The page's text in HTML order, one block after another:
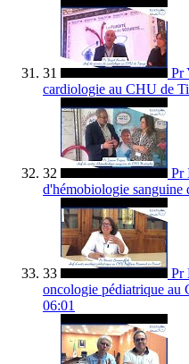
31
Pr
cardiologie au CHU de
32
Pr
d'hémobiologie
33
Pr
oncologie pédiatrique au
06:01